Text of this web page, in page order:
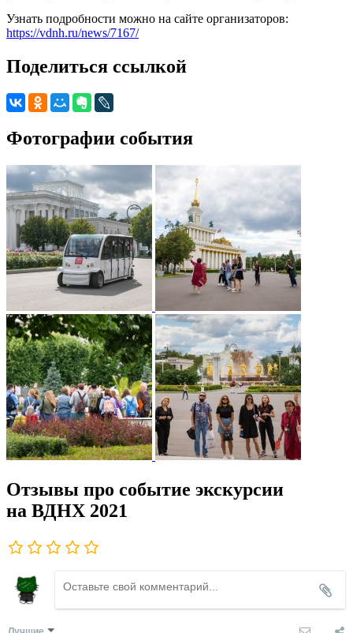
Узнать подробности можно на сайте организаторов:
https://vdnh.ru/news/7167/
Поделиться ссылкой
Фотографии события
Отзывы про событие экскурсии
на ВДНХ 2021